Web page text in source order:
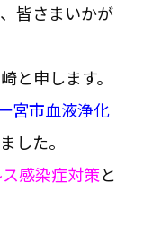
皆さまいかが
と申します。
宮市血液浄化
した。
感染症対策と